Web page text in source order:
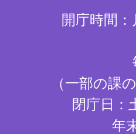
開庁時間
（一部の課
閉庁日：
年